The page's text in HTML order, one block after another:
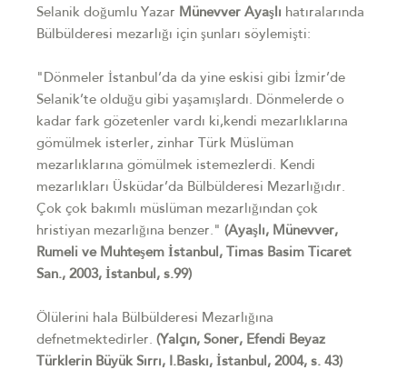
Selanik doğumlu Yazar Münevver Ayaşlı hatıralarında
Bülbülderesi mezarlığı için şunları söylemişti:
"Dönmeler İstanbul’da da yine eskisi gibi İzmir’de
Selanik’te olduğu gibi yaşamışlardı. Dönmelerde o
kadar fark gözetenler vardı ki,kendi mezarlıklarına
gömülmek isterler, zinhar Türk Müslüman
mezarlıklarına gömülmek istemezlerdi. Kendi
mezarlıkları Üsküdar’da Bülbülderesi Mezarlığıdır.
Çok çok bakımlı müslüman mezarlığından çok
hristiyan mezarlığına benzer." (Ayaşlı, Münevver,
Rumeli ve Muhteşem İstanbul, Timas Basim Ticaret
San., 2003, İstanbul, s.99)
Ölülerini hala Bülbülderesi Mezarlığına
defnetmektedirler. (Yalçın, Soner, Efendi Beyaz
Türklerin Büyük Sırrı, I.Baskı, İstanbul, 2004, s. 43)